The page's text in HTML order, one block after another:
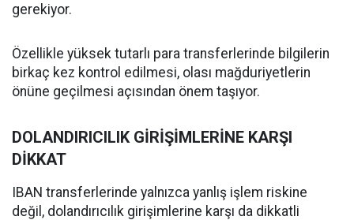
gerekiyor.
Özellikle yüksek tutarlı para transferlerinde bilgilerin
birkaç kez kontrol edilmesi, olası mağduriyetlerin
önüne geçilmesi açısından önem taşıyor.
DOLANDIRICILIK GİRİŞİMLERİNE KARŞI
DİKKAT
IBAN transferlerinde yalnızca yanlış işlem riskine
değil, dolandırıcılık girişimlerine karşı da dikkatli